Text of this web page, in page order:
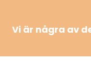
Vi är några av